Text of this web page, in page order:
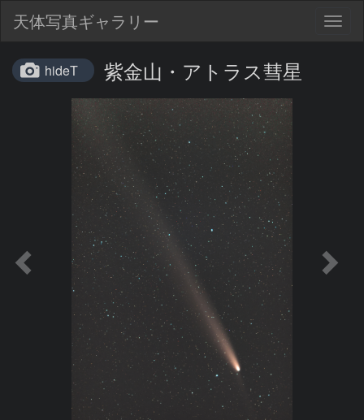
天体写真ギャラリー
hideT 紫金山・アトラス彗星